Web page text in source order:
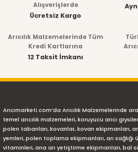
Alışverişlerde
Ücretsiz Kargo
Arıcılık Malzemelerinde Tüm
Kredi Kartlarına
12 Taksit İmkanı
Arıcımarketi.com’da Arıcılık Malzemelerinde
temel arıcılık malzemeleri, koruyucu arıcı
polen tabanları, kovanlar, kovan ekipmanları,
yemleri, polen toplama ekipmanları, arı sağlığı
vitaminleri, ana arı yetiştirme ekipmanları, bal